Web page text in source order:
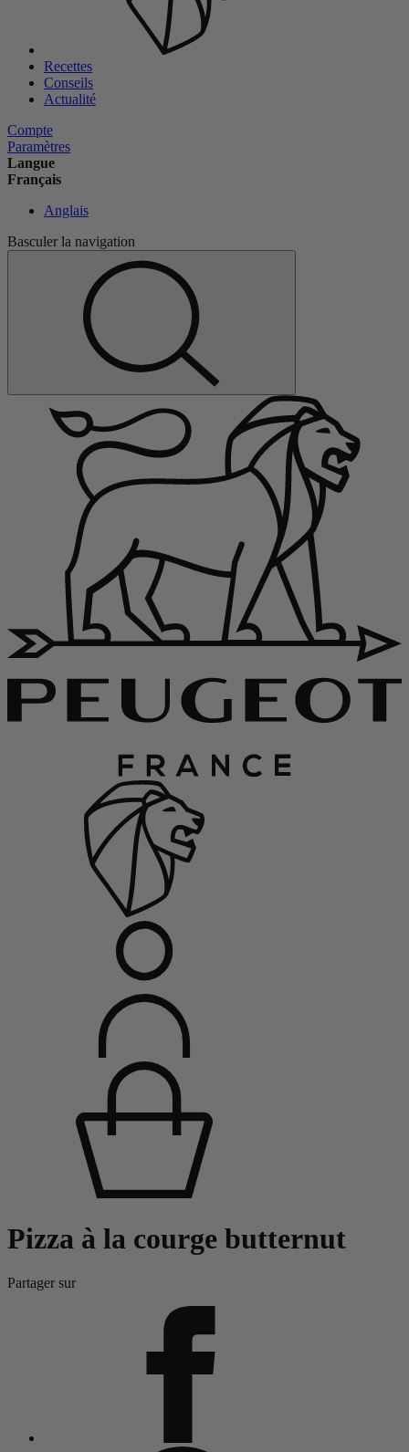
Recettes
Conseils
Actualité
Compte
Paramètres
Langue
Français
Anglais
Basculer la navigation
Pizza à la courge butternut
Partager sur